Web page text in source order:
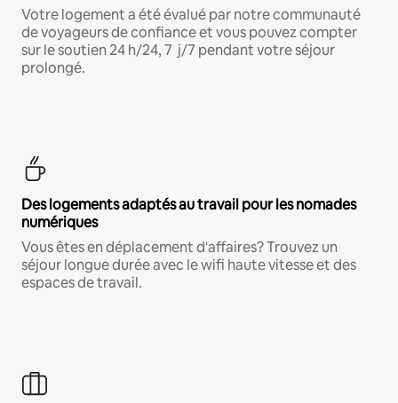
Votre logement a été évalué par notre communauté
de voyageurs de confiance et vous pouvez compter
sur le soutien 24 h/24, 7 j/7 pendant votre séjour
prolongé.
Des logements adaptés au travail pour les nomades
numériques
Vous êtes en déplacement d'affaires? Trouvez un
séjour longue durée avec le wifi haute vitesse et des
espaces de travail.